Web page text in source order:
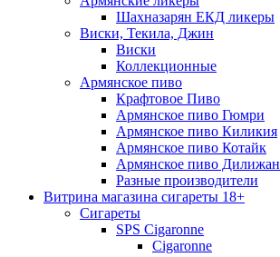
Шахназарян ЕКД ликеры
Виски, Текила, Джин
Виски
Коллекционные
Армянское пиво
Крафтовое Пиво
Армянское пиво Гюмри
Армянское пиво Киликия
Армянское пиво Котайк
Армянское пиво Дилижан
Разные производители
Витрина магазина сигареты 18+
Cигареты
SPS Cigaronne
Сigaronne